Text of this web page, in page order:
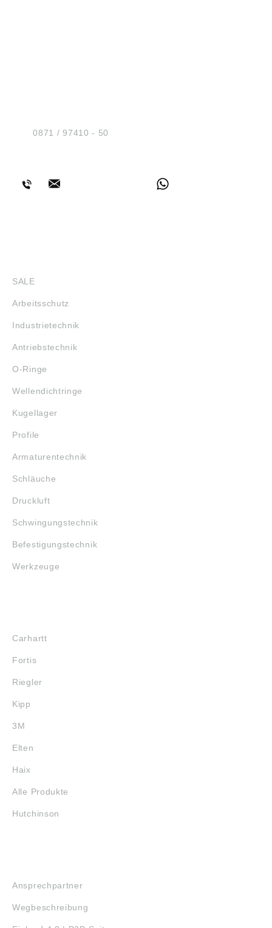
Tel.:0871 / 97410 - 50
SALE
Arbeitsschutz
Industrietechnik
Antriebstechnik
O-Ringe
Wellendichtringe
Kugellager
Profile
Armaturentechnik
Schläuche
Druckluft
Schwingungstechnik
Befestigungstechnik
Werkzeuge
Carhartt
Fortis
Riegler
Kipp
3M
Elten
Haix
Alle Produkte
Hutchinson
Ansprechpartner
Wegbeschreibung